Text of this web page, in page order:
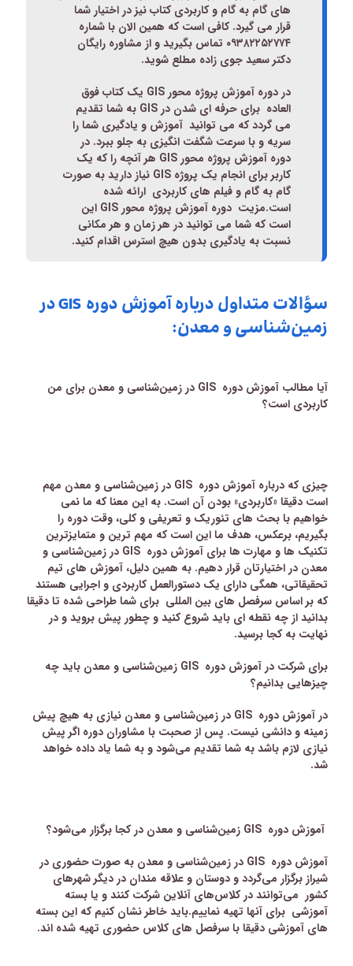
های گام به گام و کاربردی کتاب نیز در اختیار شما
قرار می گیرد. کافی است که همین الان با شماره
۰۹۳۸۲۲۵۲۷۷۴ تماس بگیرید و از مشاوره رایگان
دکتر سعید جوی زاده مطلع شوید.
در دوره آموزش پروژه محورGIS یک کتاب فوق
العاده برای حرفه ای شدن در GIS
به شما تقدیم
می گردد که می توانید آموزش و یادگیری شما را
سریه و با سرعت شگفت انگیزی به جلو ببرد. در
دوره آموزش پروژه محورGIS هر آنچه را که یک
کاربر برای انجام یک پروژه GIS
نیاز دارید به صورت
گام به گام و فیلم های کاربردی ارائه شده
است.مزیت دوره آموزش پروژه محورGIS این
است که شما می توانید در هر زمان و هر مکانی
نسبت به یادگیری بدون هیچ استرس اقدام کنید.
سؤالات متداول درباره آموزش دوره GIS در
زمین‌شناسی و معدن:
آیا مطالبآموزش دورهGIS در زمین‌شناسی و معدنبرای من
کاربردی است؟
چیزی که دربارهآموزش دورهGIS در زمین‌شناسی و معدن مهم
است دقیقا «کاربردی» بودن آن است. به این معنا که ما نمی
خواهیم با بحث های تئوریک و تعریفی و کلی، وقت دوره را
بگیریم، برعکس، هدف ما این است که مهم ترین و متمایزترین
تکنیک ها و مهارت ها برایآموزش دورهGIS در زمین‌شناسی و
معدن در اختیارتان قرار دهیم. به همین دلیل، آموزش های تیم
تحقیقاتی، همگی دارای یک دستورالعمل کاربردی و اجرایی هستند
که بر اساس سرفصل های بین المللی برای شما طراحی شده تا دقیقا
بدانید از چه نقطه ای باید شروع کنید و چطور پیش بروید و در
نهایت به کجا برسید.
برای شرکت درآموزش دورهGIS زمین‌شناسی و معدنباید چه
چیز‌هایی بدانیم؟
درآموزش دورهGIS در زمین‌شناسی و معدننیازی به هیچ پیش
زمینه و دانشی نیست. پس از صحبت با مشاوران دوره اگر پیش
نیازی لازم باشد به شما تقدیم می‌شود و به شما یاد داده خواهد
شد.
آموزش دورهGIS زمین‌شناسی و معدن در کجا برگزار می‌شود؟
آموزش دورهGIS در زمین‌شناسی و معدن به صورت حضوری در
شیراز برگزار می‌گردد و دوستان و علاقه مندان در دیگر شهرهای
کشور می‌توانند در کلاس‌های آنلاین شرکت کنند و یا بسته
آموزشی برای آنها تهیه نماییم.باید خاطر نشان کنیم که این بسته
های آموزشی دقیقا با سرفصل های کلاس حضوری تهیه شده اند.